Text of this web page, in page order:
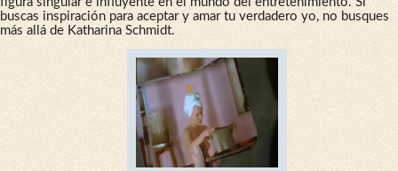
buscas inspiración para aceptar y amar tu verdadero yo, no busques
más allá de Katharina Schmidt.